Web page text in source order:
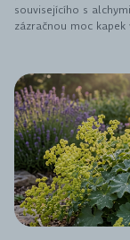
souvisejícího s
zázračnou moc
voda,“
která jim měla
proměnit obyčejný
husí noze hodně
jejímu pojmenování,
léčivých účinků.
osvědčené zdravotní
rostlina nabízí.